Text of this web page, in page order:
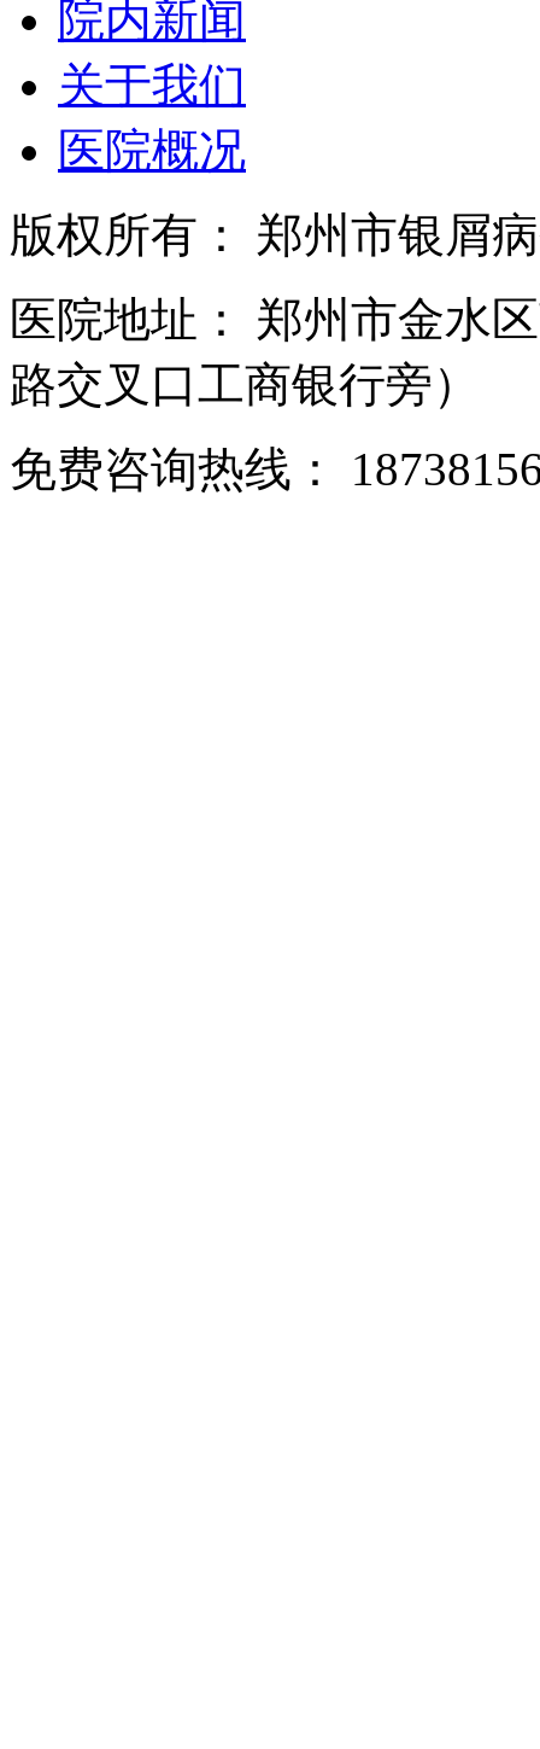
院内新闻
关于我们
医院概况
版权所有： 郑州市银屑
医院地址： 郑州市金水
路交叉口工商银行旁）
免费咨询热线：